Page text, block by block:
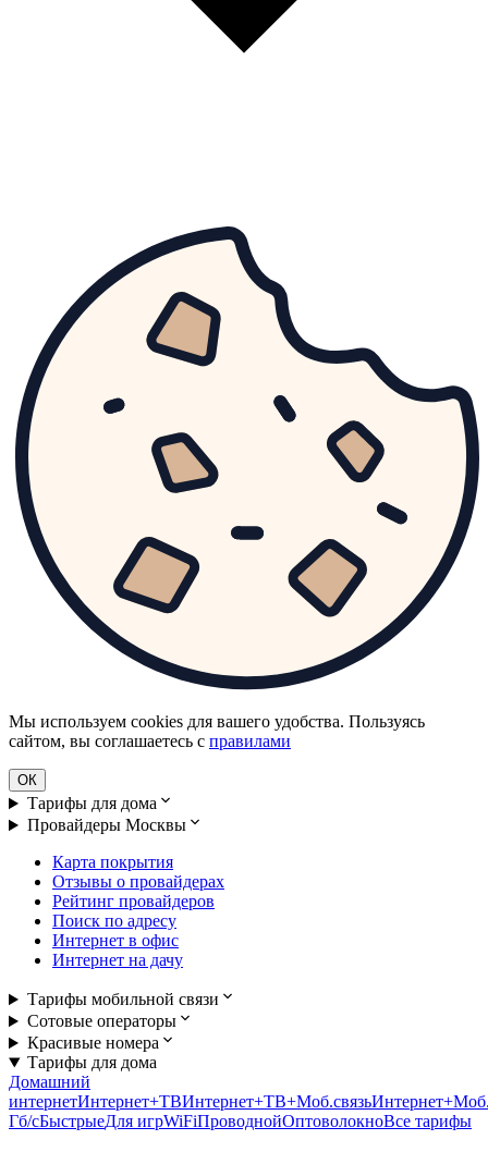
Мы используем cookies для вашего удобства. Пользуясь
сайтом, вы соглашаетесь с правилами
ОК
Тарифы для дома
Провайдеры Москвы
Карта покрытия
Отзывы о провайдерах
Рейтинг провайдеров
Поиск по адресу
Интернет в офис
Интернет на дачу
Тарифы мобильной связи
Сотовые операторы
Красивые номера
Тарифы для дома
Домашний
интернетИнтернет+ТВИнтернет+ТВ+Моб.связь
Гб/cБыстрыеДля игрWiFiПроводнойОптоволокноВсе тарифы